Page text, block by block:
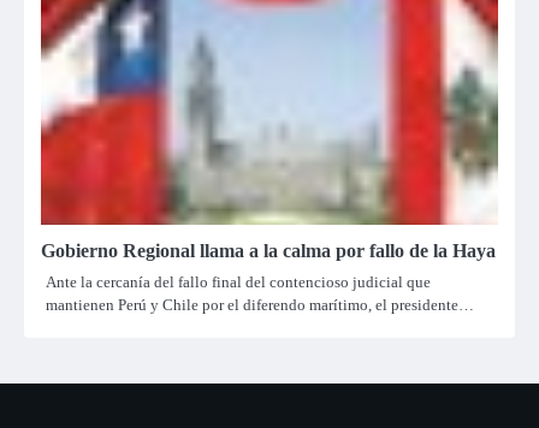
Gobierno Regional llama a la calma por fallo de la Haya
Ante la cercanía del fallo final del contencioso judicial que
mantienen Perú y Chile por el diferendo marítimo, el presidente…